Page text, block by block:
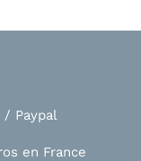
/ Paypal
en France